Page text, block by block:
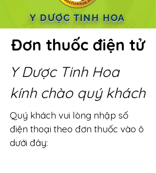
Y DƯỢC TINH HOA
Đơn thuốc điện tử
Y Dược Tinh Hoa
kính chào quý khách
Quý khách vui lòng nhập số
điện thoại theo đơn thuốc vào ô
dưới đây: